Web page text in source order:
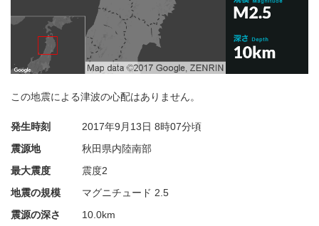
この地震による津波の心配はありません。
発生時刻 2017年9月13日 8時07分頃
震源地
秋田県内陸南部
最大震度
震度2
地震の規模
マグニチュード 2.5
震源の深さ
10.0km